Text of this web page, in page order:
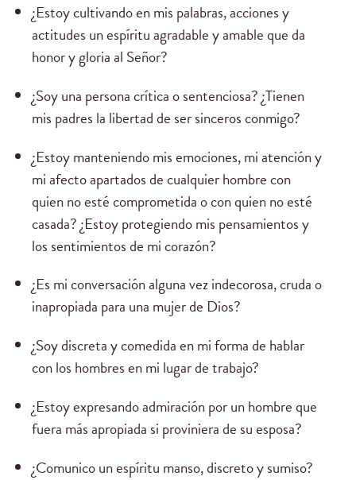
¿Estoy cultivando en mis palabras, acciones y
actitudes un espíritu agradable y amable que da
honor y gloria al Señor?
¿Soy una persona crítica o sentenciosa? ¿Tienen
mis padres la libertad de ser sinceros conmigo?
¿Estoy manteniendo mis emociones, mi atención y
mi afecto apartados de cualquier hombre con
quien no esté comprometida o con quien no esté
casada? ¿Estoy protegiendo mis pensamientos y
los sentimientos de mi corazón?
¿Es mi conversación alguna vez indecorosa, cruda o
inapropiada para una mujer de Dios?
¿Soy discreta y comedida en mi forma de hablar
con los hombres en mi lugar de trabajo?
¿Estoy expresando admiración por un hombre que
fuera más apropiada si proviniera de su esposa?
¿Comunico un espíritu manso, discreto y sumiso?